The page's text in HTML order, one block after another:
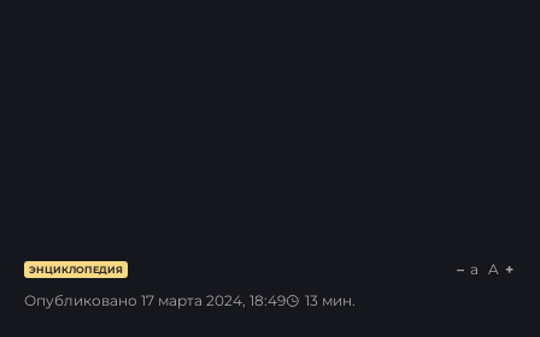
ЭНЦИКЛОПЕДИЯ
Опубликовано 17 марта 2024, 18:49 13 мин.
a A